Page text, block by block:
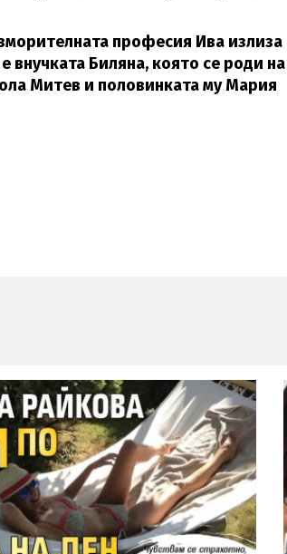
професия Ива излиза
внучката Биляна, която се роди на
Митев и половинката му Мария